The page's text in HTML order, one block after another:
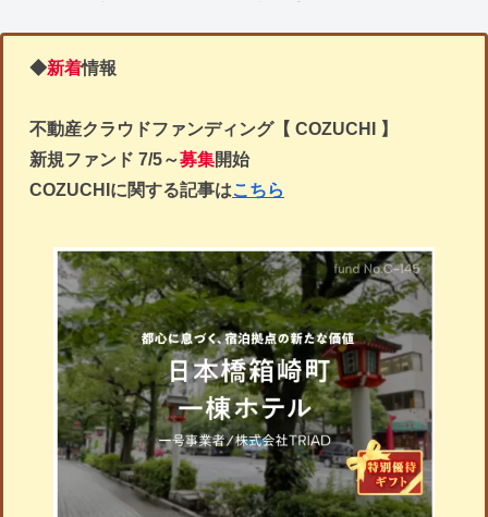
を解説。
◆新着情報
不動産クラウドファンディング【 COZUCHI 】
新規ファンド 7/5～募集開始
COZUCHIに関する記事はこちら